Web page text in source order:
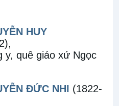
HUY
y, quê giáo xứ Ngọc
ĐỨC NHI (1822-